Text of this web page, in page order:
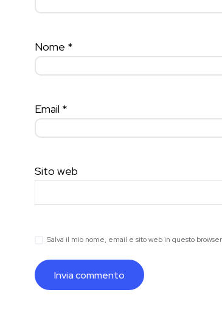
Nome *
Email *
Sito web
Salva il mio nome, email e sito web in questo